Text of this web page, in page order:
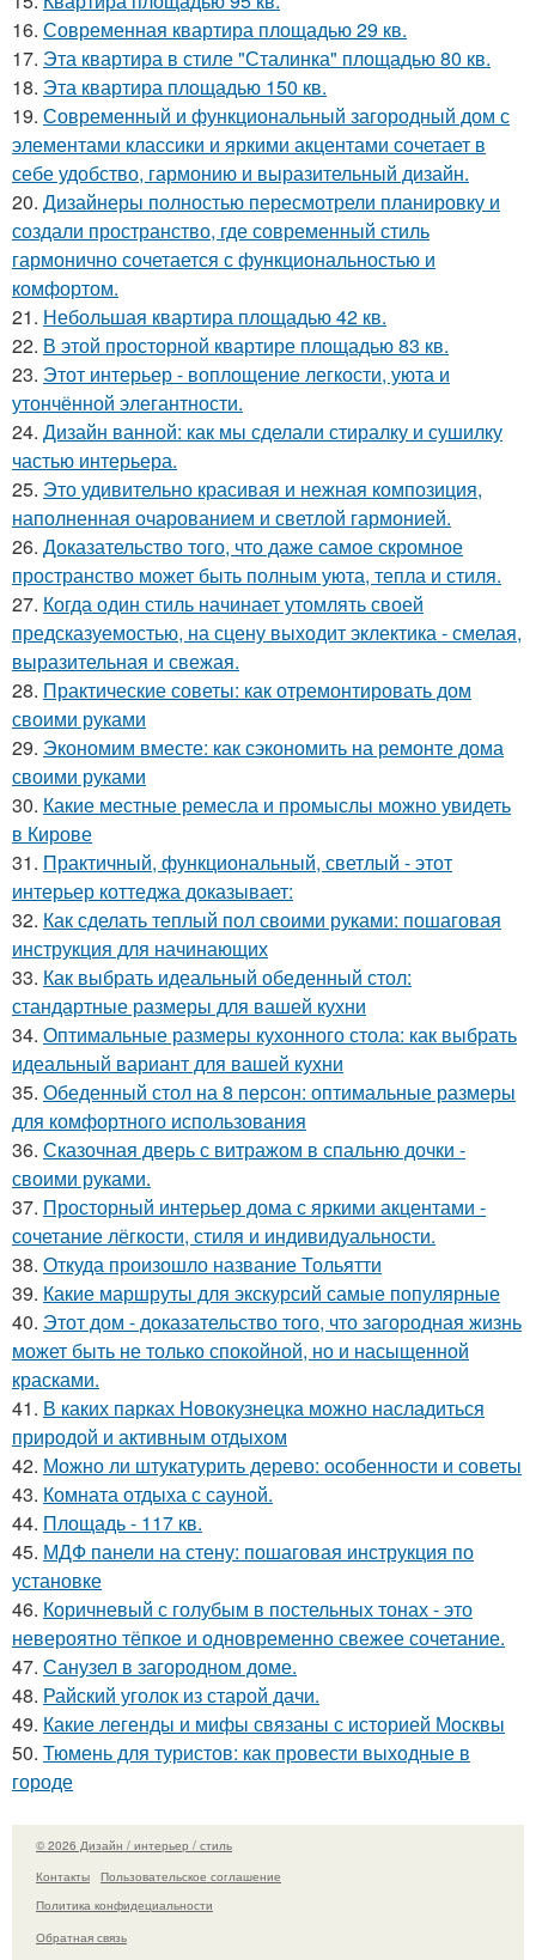
16. Современная квартира площадью 29 кв.
17. Эта квартира в стиле "Сталинка" площадью 80 кв.
18. Эта квартира площадью 150 кв.
19. Современный и функциональный загородный дом с
элементами классики и яркими акцентами сочетает в
себе удобство, гармонию и выразительный дизайн.
20. Дизайнеры полностью пересмотрели планировку и
создали пространство, где современный стиль
гармонично сочетается с функциональностью и
комфортом.
21. Небольшая квартира площадью 42 кв.
22. В этой просторной квартире площадью 83 кв.
23. Этот интерьер - воплощение легкости, уюта и
утончённой элегантности.
24. Дизайн ванной: как мы сделали стиралку и сушилку
частью интерьера.
25. Это удивительно красивая и нежная композиция,
наполненная очарованием и светлой гармонией.
26. Доказательство того, что даже самое скромное
пространство может быть полным уюта, тепла и стиля.
27. Когда один стиль начинает утомлять своей
предсказуемостью, на сцену выходит эклектика - смелая,
выразительная и свежая.
28. Практические советы: как отремонтировать дом
своими руками
29. Экономим вместе: как сэкономить на ремонте дома
своими руками
30. Какие местные ремесла и промыслы можно увидеть
в Кирове
31. Практичный, функциональный, светлый - этот
интерьер коттеджа доказывает:
32. Как сделать теплый пол своими руками: пошаговая
инструкция для начинающих
33. Как выбрать идеальный обеденный стол:
стандартные размеры для вашей кухни
34. Оптимальные размеры кухонного стола: как выбрать
идеальный вариант для вашей кухни
35. Обеденный стол на 8 персон: оптимальные размеры
для комфортного использования
36. Сказочная дверь с витражом в спальню дочки -
своими руками.
37. Просторный интерьер дома с яркими акцентами -
сочетание лёгкости, стиля и индивидуальности.
38. Откуда произошло название Тольятти
39. Какие маршруты для экскурсий самые популярные
40. Этот дом - доказательство того, что загородная жизнь
может быть не только спокойной, но и насыщенной
красками.
41. В каких парках Новокузнецка можно насладиться
природой и активным отдыхом
42. Можно ли штукатурить дерево: особенности и советы
43. Комната отдыха с сауной.
44. Площадь - 117 кв.
45. МДФ панели на стену: пошаговая инструкция по
установке
46. Коричневый с голубым в постельных тонах - это
невероятно тёпкое и одновременно свежее сочетание.
47. Санузел в загородном доме.
48. Райский уголок из старой дачи.
49. Какие легенды и мифы связаны с историей Москвы
50. Тюмень для туристов: как провести выходные в
городе
© 2026 Дизайн / интерьер / стиль
Контакты
Пользовательское соглашение
Политика конфидециальности
Обратная связь